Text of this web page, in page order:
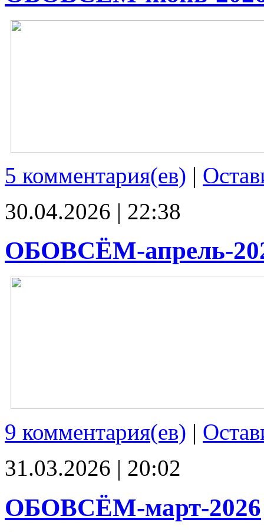
5 комментария(ев) |
30.04.2026 | 22:38
ОБОВСЁМ-апрель-
9 комментария(ев) |
31.03.2026 | 20:02
ОБОВСЁМ-март-2026